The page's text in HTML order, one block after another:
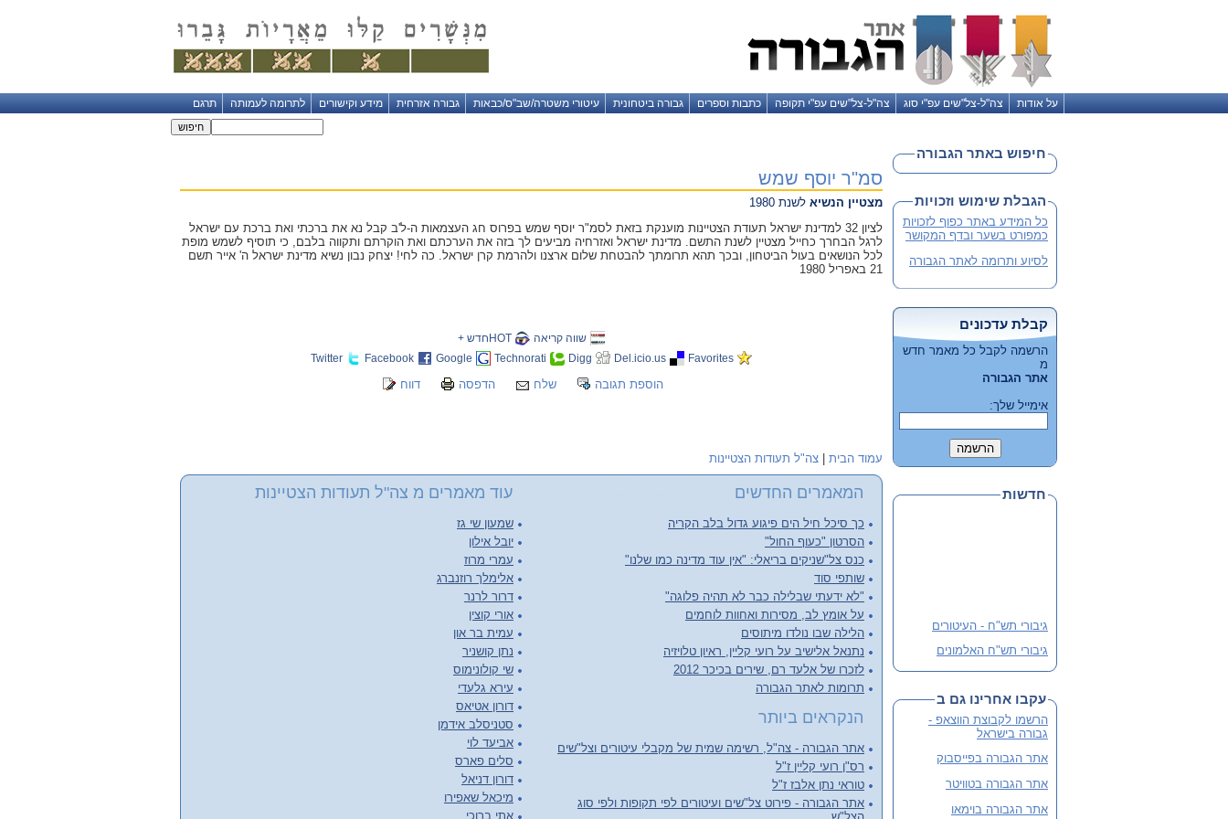
על אודות צה"ל-צל"שים עפ"י סוג צה"ל-צל"שים עפ"י תקופה כתבות וספרים גבורה ביטחונית עיטורי משטרה/שב"ס/כבאות גבורה אזרחית מידע וקישורים לתרומה לעמותה תרגם
סמ"ר יוסף שמש
מצטיין הנשיא לשנת 1980
לציון 32 למדינת ישראל תעודת הצטיינות מוענקת בזאת לסמ"ר יוסף שמש בפרוס חג העצמאות ה-ל'ב קבל נא את ברכתי ואת ברכת עם ישראל
לרגל הבחרך כחייל מצטיין לשנת התשם. מדינת ישראל ואזרחיה מביעים לך בזה את הערכתם ואת הוקרתם ותקווה בלבם, כי תוסיף לשמש מופת
לכל הנושאים בעול הביטחון, ובכך תהא תרומתך להבטחת שלום ארצנו ולהרמת קרן ישראל. כה לחי! יצחק נבון נשיא מדינת ישראל ה' אייר תשם
21 באפריל 1980
שווה קריאה
HOTחדש +
Favorites
Del.icio.us
Digg
Technorati
Google
Facebook
Twitter
הוספת תגובה שלח הדפסה דווח
עמוד הבית צה"ל תעודות הצטיינות
המאמרים החדשים
כך סיכל חיל הים פיגוע גדול בלב הקריה
הסרטון "כעוף החול"
כנס צל"שניקים בריאלי: "אין עוד מדינה כמו שלנו"
שותפי סוד
"לא ידעתי שבלילה כבר לא תהיה פלוגה"
על אומץ לב, מסירות ואחוות לוחמים
הלילה שבו נולדו מיתוסים
נתנאל אלישיב על רועי קליין, ראיון טלויזיה
לזכרו של אלעד רם, שירים בכיכר 2012
תרומות לאתר הגבורה
הנקראים ביותר
אתר הגבורה - צה"ל, רשימה שמית של מקבלי עיטורים וצל"שים
רס"ן רועי קליין ז"ל
טוראי נתן אלבז ז"ל
אתר הגבורה - פירוט צל"שים ועיטורים לפי תקופות ולפי סוג
עוד מאמרים מ צה"ל תעודות הצטיינות
שמעון שי גז
יובל אילון
עמרי מרוז
אלימלך רוזנברג
דרור לרנר
אורי קוצין
עמית בר און
נתן קושניר
שי קולונימוס
עירא גלעדי
דורון אטיאס
סטניסלב אידמן
אביעד לוי
סלים פארס
דורון דניאל
מיכאל שאפירו
אתי ברוכי
חיפוש באתר הגבורה
הגבלת שימוש וזכויות
כל המידע באתר כפוף לזכויות
כמפורט בשער ובדף המקושר
לסיוע ותרומה לאתר הגבורה
קבלת עדכונים
הרשמה לקבל כל מאמר חדש
מ
אתר הגבורה
אימייל שלך:
חדשות
גיבורי תש"ח - העיטורים
גיבורי תש"ח האלמונים
פלוגה י' שבלב מהדורה 3
שתי מהדורות קודמות אזלו
והנוכחית מורחבת
לסיוע ותרומה
עקבו אחרינו גם ב
הרשמו לקבוצת הווצאפ -
גבורה בישראל
אתר הגבורה בפייסבוק
אתר הגבורה בטוויטר
אתר הגבורה בוימאו